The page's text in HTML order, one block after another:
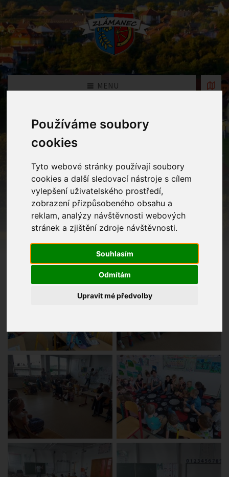
Používáme soubory
cookies
Tyto webové stránky používají soubory
cookies a další sledovací nástroje s cílem
vylepšení uživatelského prostředí,
zobrazení přizpůsobeného obsahu a
reklam, analýzy návštěvnosti webových
stránek a zjištění zdroje návštěvnosti.
Souhlasím
Odmítám
Upravit mé předvolby
MENU
Fotogalerie